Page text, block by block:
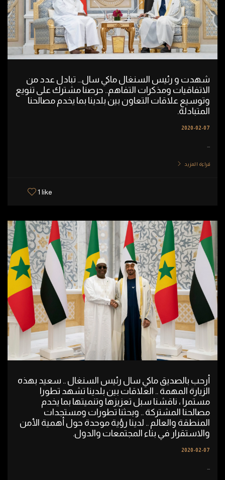
شهدت و رئيس السنغال ماكي سال... تبادل عدد من
الاتفاقيات ومذكرات التفاهم.. حرصنا مشترك على تنويع
وتوسيع علاقات التعاون بين بلدينا بما يخدم مصالحنا
المتبادلة.
2020-02-07
...
قراءة المزيد
1 like
أرحب بالصديق ماكي سال رئيس السنغال .. سعيد بهذه
الزيارة المهمة .. العلاقات بين بلدينا تشهد تطورا
مستمرا ، ناقشنا سبل تعزيزها وتنميتها بما يخدم
مصالحنا المشتركة .. وبحثنا تطورات ومستجدات
المنطقة والعالم .. لدينا رؤية موحدة حول أهمية الأمن
والاستقرار في بناء المجتمعات والدول.
2020-02-07
...